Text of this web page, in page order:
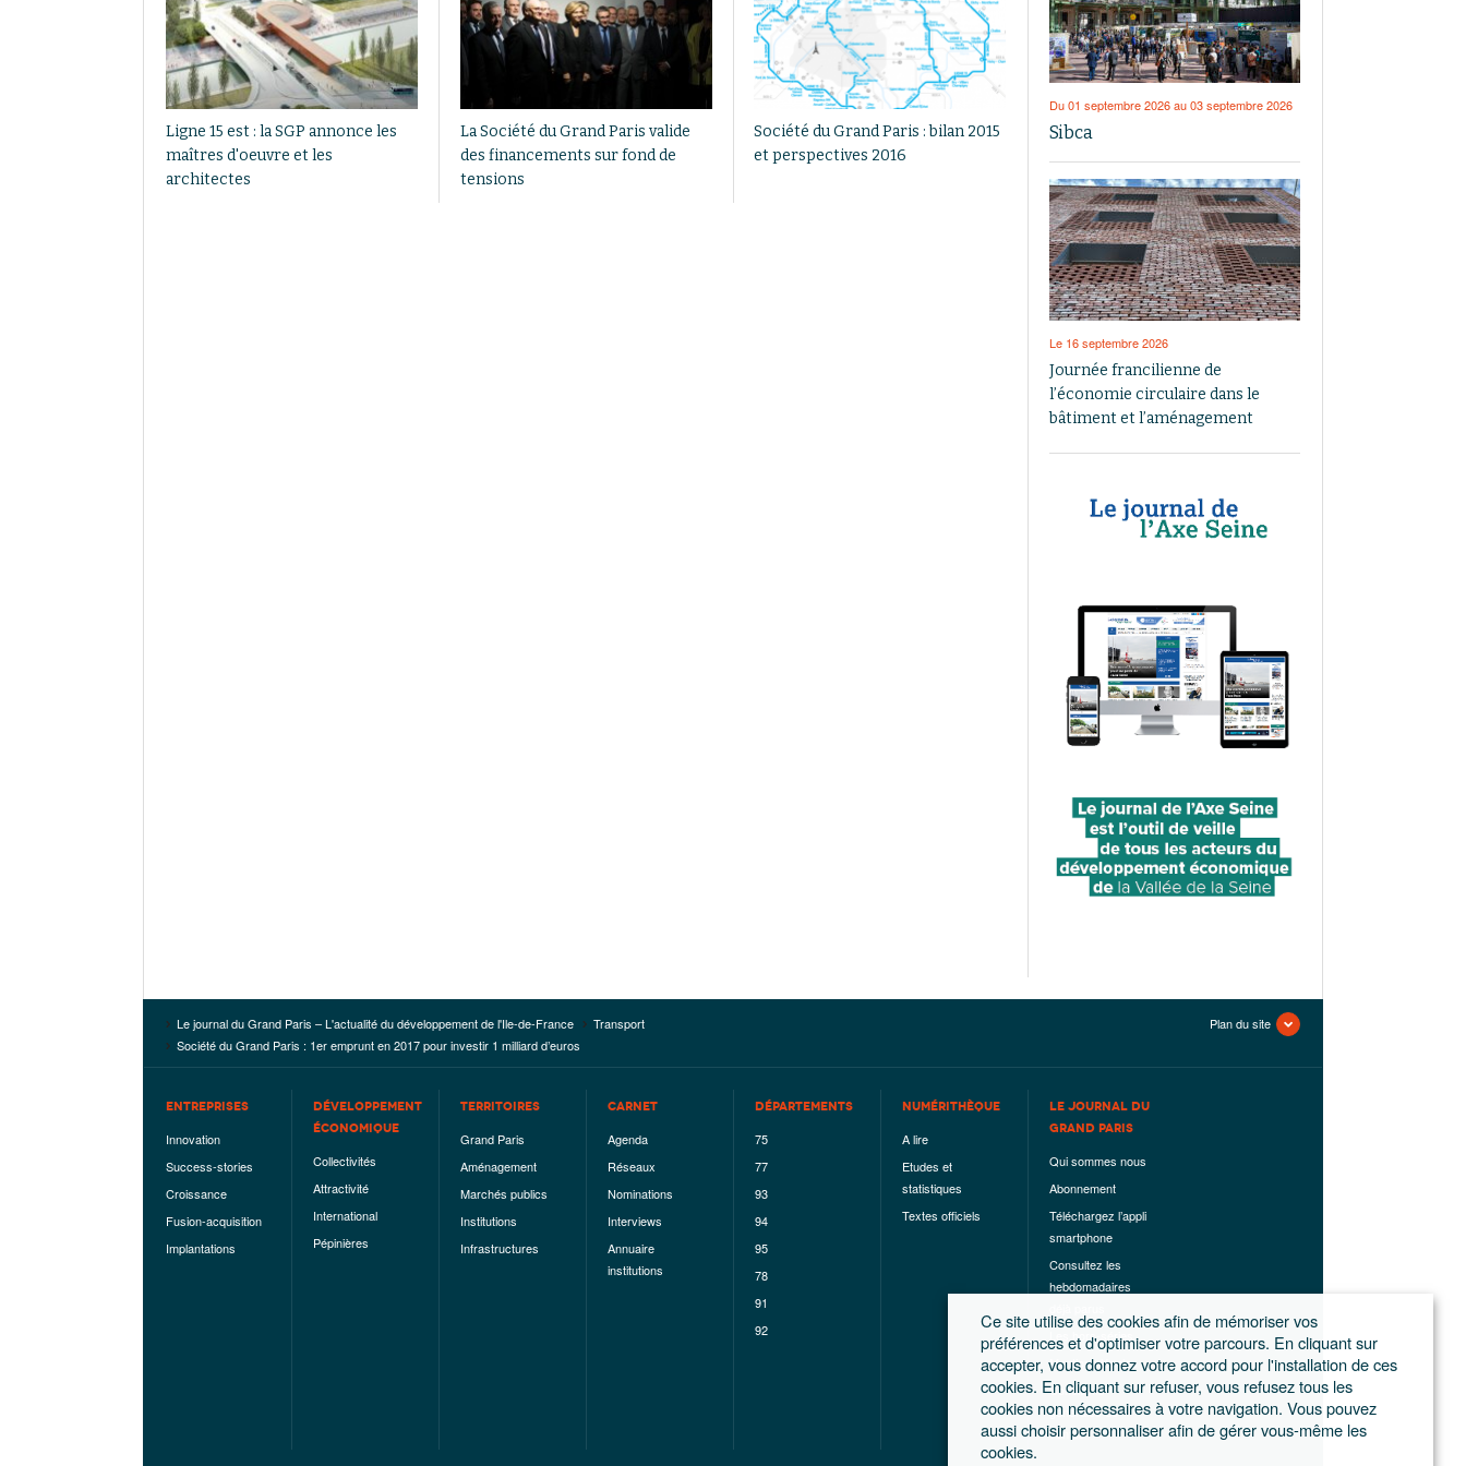
Ligne 15 est : la SGP annonce les
maîtres d'oeuvre et les
architectes
La Société du Grand Paris valide
des financements sur fond de
tensions
Société du Grand Paris : bilan 2015
et perspectives 2016
Du 01 septembre 2026 au 03 septembre 2026
Sibca
Le 16 septembre 2026
Journée francilienne de
l’économie circulaire dans le
bâtiment et l’aménagement
Le journal du Grand Paris – L'actualité du développement de l'Ile-de-France
Transport
Société du Grand Paris : 1er emprunt en 2017 pour investir 1 milliard d’euros
Plan du site
ENTREPRISES
Innovation
Success-stories
Croissance
Fusion-acquisition
Implantations
DÉVELOPPEMENT
ÉCONOMIQUE
Collectivités
Attractivité
International
Pépinières
TERRITOIRES
Grand Paris
Aménagement
Marchés publics
Institutions
Infrastructures
CARNET
Agenda
Réseaux
Nominations
Interviews
Annuaire
institutions
DÉPARTEMENTS
75
77
93
94
95
78
91
92
NUMÉRITHÈQUE
A lire
Etudes et
statistiques
Textes officiels
LE JOURNAL DU
GRAND PARIS
Qui sommes nous
Abonnement
Téléchargez l’appli
smartphone
Consultez les
hebdomadaires
Les hors-séries
Mentions légales
Conditions
générales de
ventes
Ce site utilise des cookies afin de mémoriser vos
préférences et d'optimiser votre parcours. En cliquant sur
accepter, vous donnez votre accord pour l'installation de ces
cookies. En cliquant sur refuser, vous refusez tous les
cookies non nécessaires à votre navigation. Vous pouvez
aussi choisir personnaliser afin de gérer vous-même les
cookies.